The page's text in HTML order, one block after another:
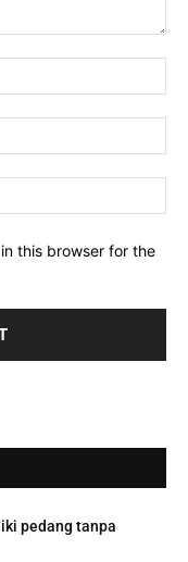
this browser for the
pedang tanpa